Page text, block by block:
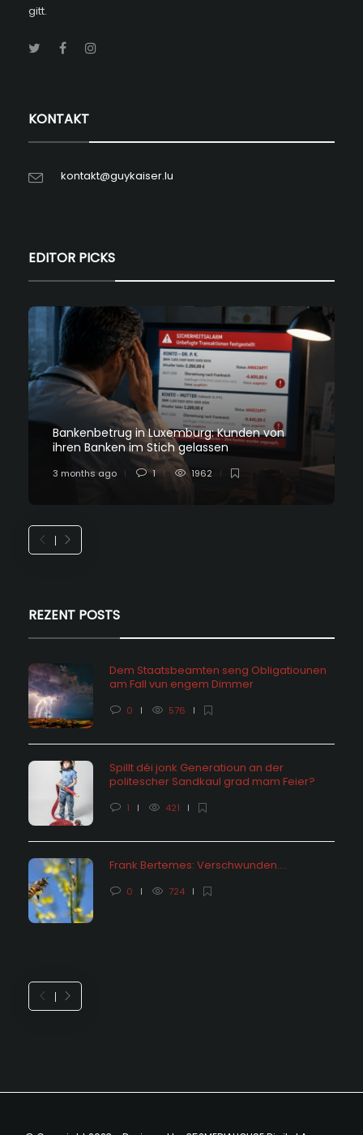
gitt.
KONTAKT
kontakt@guykaiser.lu
EDITOR PICKS
Bankenbetrug in Luxemburg: Kunden von
ihren Banken im Stich gelassen
3 months ago 1 1962
REZENT POSTS
Dem Staatsbeamten seng Obligatiounen
am Fall vun engem Dimmer
0 576
Spillt déi jonk Generatioun an der
politescher Sandkaul grad mam Feier?
1 421
Frank Bertemes: Verschwunden….
0 724